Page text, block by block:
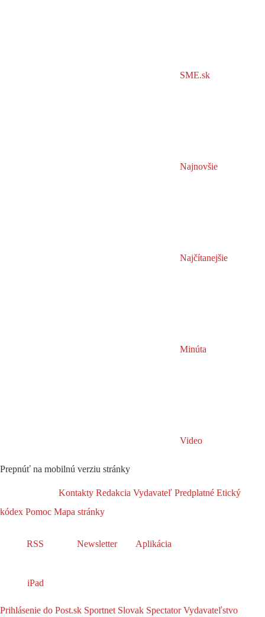
SME.sk
Najnovšie
Najčítanejšie
Minúta
Video
Prepnúť na mobilnú verziu stránky
Kontakty Redakcia Vydavateľ Predplatné Etický
kódex Pomoc Mapa stránky
RSS Newsletter Aplikácia
iPad
Prihlásenie do Post.sk Sportnet Slovak SpectatorVydavateľstvo